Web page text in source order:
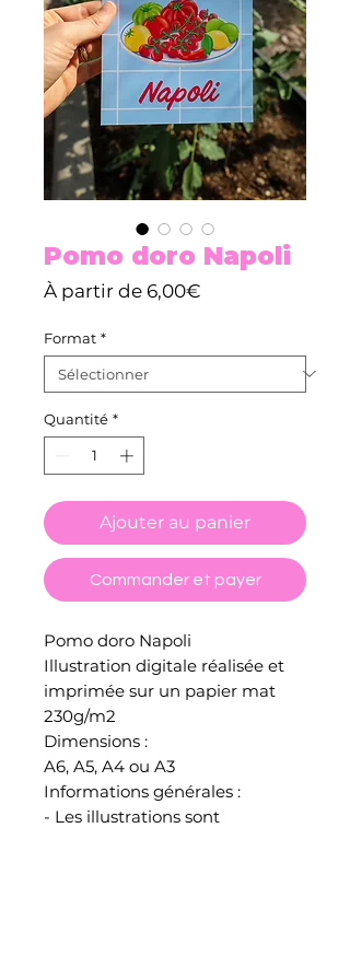
Pomo doro Napoli
À partir de 6,00€
Format *
Quantité *
Ajouter au panier
Commander et payer
Pomo doro Napoli
Illustration digitale réalisée et
imprimée sur un papier mat
230g/m2
Dimensions :
A6, A5, A4 ou A3
Informations générales :
- Les illustrations sont